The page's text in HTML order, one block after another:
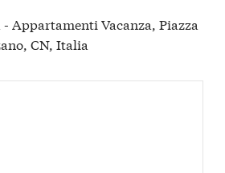
Appartamenti Vacanza, Piazza
CN, Italia